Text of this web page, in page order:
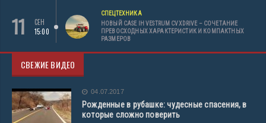
11
СЕН
15:00
СПЕЦТЕХНИКА
НОВЫЙ CASE IH VESTRUM CVXDRIVE – СОЧЕТАНИЕ
ПРЕВОСХОДНЫХ ХАРАКТЕРИСТИК И КОМПАКТНЫХ
РАЗМЕРОВ
СВЕЖИЕ ВИДЕО
04.07.2017
Рожденные в рубашке: чудесные спасения, в
которые сложно поверить